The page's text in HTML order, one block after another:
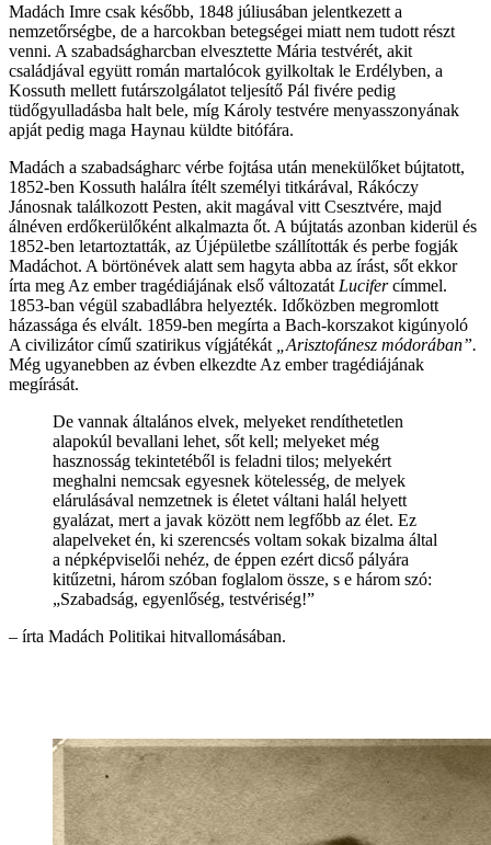
Madách Imre csak később, 1848 júliusában jelentkezett a
nemzetőrségbe, de a harcokban betegségei miatt nem tudott részt
venni. A szabadságharcban elvesztette Mária testvérét, akit
családjával együtt román martalócok gyilkoltak le Erdélyben, a
Kossuth mellett futárszolgálatot teljesítő Pál fivére pedig
tüdőgyulladásba halt bele, míg Károly testvére menyasszonyának
apját pedig maga Haynau küldte bitófára.
Madách a szabadságharc vérbe fojtása után menekülőket bújtatott,
1852-ben Kossuth halálra ítélt személyi titkárával, Rákóczy
Jánosnak találkozott Pesten, akit magával vitt Csesztvére, majd
álnéven erdőkerülőként alkalmazta őt. A bújtatás azonban kiderül és
1852-ben letartoztatták, az Újépületbe szállították és perbe fogják
Madáchot. A börtönévek alatt sem hagyta abba az írást, sőt ekkor
írta meg Az ember tragédiájának első változatát Lucifercímmel.
1853-ban végül szabadlábra helyezték. Időközben megromlott
házassága és elvált. 1859-ben megírta a Bach-korszakot kigúnyoló
A civilizátor című szatirikus vígjátékát
„Arisztofánesz módorában”.
Még ugyanebben az évben elkezdte Az ember tragédiájának
megírását.
De vannak általános elvek, melyeket rendíthetetlen
alapokúl bevallani lehet, sőt kell; melyeket még
hasznosság tekintetéből is feladni tilos; melyekért
meghalni nemcsak egyesnek kötelesség, de melyek
elárulásával nemzetnek is életet váltani halál helyett
gyalázat, mert a javak között nem legfőbb az élet. Ez
alapelveket én, ki szerencsés voltam sokak bizalma által
a népképviselői nehéz, de éppen ezért dicső pályára
kitűzetni, három szóban foglalom össze, s e három szó:
„Szabadság, egyenlőség, testvériség!”
– írta Madách Politikai hitvallomásában.